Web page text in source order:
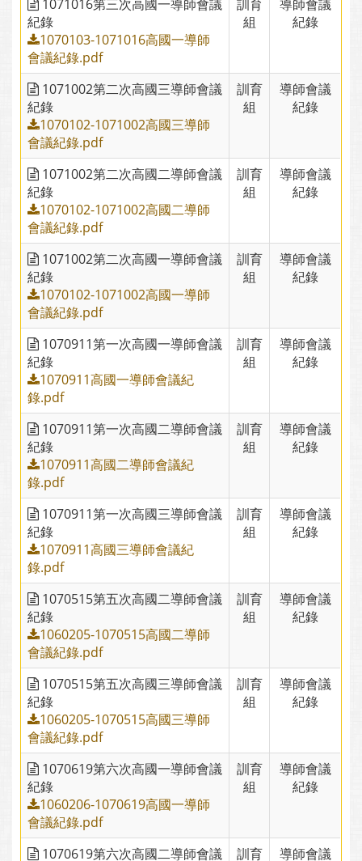
1071016第三次高國一導師會議
紀錄
1070103-1071016高國一導師
會議紀錄.pdf
訓育
組
導師會議
紀錄
1071002第二次高國三導師會議
紀錄
1070102-1071002高國三導師
會議紀錄.pdf
訓育
組
導師會議
紀錄
1071002第二次高國二導師會議
紀錄
1070102-1071002高國二導師
會議紀錄.pdf
訓育
組
導師會議
紀錄
1071002第二次高國一導師會議
紀錄
1070102-1071002高國一導師
會議紀錄.pdf
訓育
組
導師會議
紀錄
1070911第一次高國一導師會議
紀錄
1070911高國一導師會議紀
錄.pdf
訓育
組
導師會議
紀錄
1070911第一次高國二導師會議
紀錄
1070911高國二導師會議紀
錄.pdf
訓育
組
導師會議
紀錄
1070911第一次高國三導師會議
紀錄
1070911高國三導師會議紀
錄.pdf
訓育
組
導師會議
紀錄
1070515第五次高國二導師會議
紀錄
1060205-1070515高國二導師
會議紀錄.pdf
訓育
組
導師會議
紀錄
1070515第五次高國三導師會議
紀錄
1060205-1070515高國三導師
會議紀錄.pdf
訓育
組
導師會議
紀錄
1070619第六次高國一導師會議
紀錄
1060206-1070619高國一導師
會議紀錄.pdf
訓育
組
導師會議
紀錄
1070619第六次高國二導師會議
訓育
導師會議